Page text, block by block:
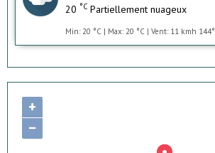
20 °C Partiellement nuageux
Min: 20 °C | Max: 20 °C | Vent: 11 kmh 144°
+
−